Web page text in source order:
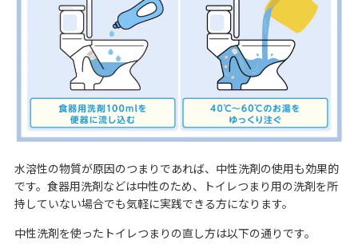
水溶性の物質が原因のつまりであれば、中性洗剤の使用も効果的
です。食器用洗剤などは中性のため、トイレつまり用の洗剤を所
持していない場合でも気軽に実践できる方になります。
中性洗剤を使ったトイレつまりの直し方は以下の通りです。